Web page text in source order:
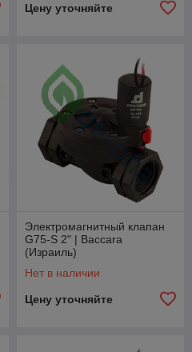
Цену уточняйте
Электромагнитный клапан
G75-S 2" | Baccara
(Израиль)
Нет в наличии
Цену уточняйте